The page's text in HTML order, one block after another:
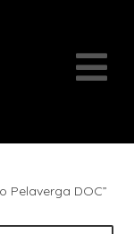
Pelaverga DOC”